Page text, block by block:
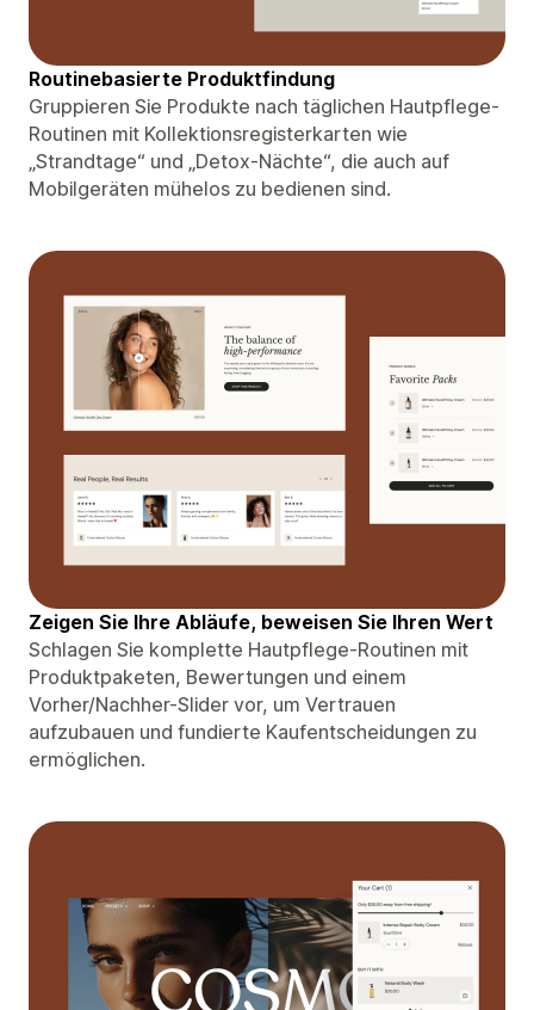
Routinebasierte Produktfindung
Gruppieren Sie Produkte nach täglichen Hautpflege-
Routinen mit Kollektionsregisterkarten wie
„Strandtage“ und „Detox-Nächte“, die auch auf
Mobilgeräten mühelos zu bedienen sind.
Zeigen Sie Ihre Abläufe, beweisen Sie Ihren Wert
Schlagen Sie komplette Hautpflege-Routinen mit
Produktpaketen, Bewertungen und einem
Vorher/Nachher-Slider vor, um Vertrauen
aufzubauen und fundierte Kaufentscheidungen zu
ermöglichen.